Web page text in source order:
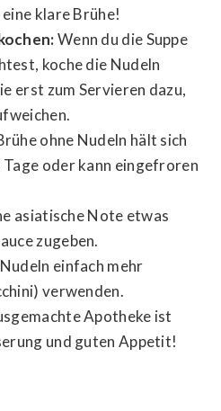
klare Brühe!
Wenn du die Suppe
koche die Nudeln
erst zum Servieren dazu,
ohne Nudeln hält sich
Tage oder kann eingefroren
asiatische Note etwas
zugeben.
einfach mehr
verwenden.
Apotheke ist
und guten Appetit!